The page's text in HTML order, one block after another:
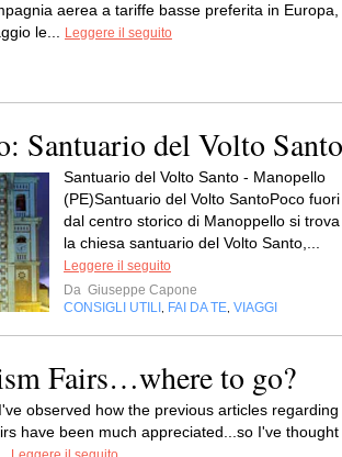
aerea a tariffe basse preferita in Europa,
le... Leggere il seguito
Santuario del Volto Santo
Santuario del Volto Santo - Manopello
(PE)Santuario del Volto SantoPoco fuori
dal centro storico di Manoppello si trova
la chiesa santuario del Volto Santo,...
Leggere il seguito
Da Giuseppe Capone
CONSIGLI UTILI , FAI DA TE, VIAGGI
Fairs…where to go?
observed how the previous articles regarding
have been much appreciated...so I've thought